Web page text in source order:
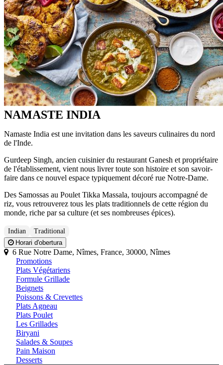
NAMASTE INDIA
Namaste India est une invitation dans les saveurs culinaires du nord
de l'Inde.
Gurdeep Singh, ancien cuisinier du restaurant Ganesh et propriétaire
de l'établissement, vient nous livrer toute son histoire et son savoir-
faire dans ce nouvel espace typiquement décoré rue Notre-Dame.
Des Samossas au Poulet Tikka Massala, toujours accompagné de
riz, vous retrouverez tous les plats traditionnels de cette région du
monde, riche par sa culture (et ses nombreuses épices).
Indian
Traditional
Horari d'obertura
6 Rue Notre Dame, Nîmes, France, 30000, Nîmes
Promotions
Plats Végétariens
Formule Grillade
Beignets
Poissons & Crevettes
Plats Agneau
Plats Poulet
Les Grillades
Biryani
Salades & Soupes
Pain Maison
Desserts